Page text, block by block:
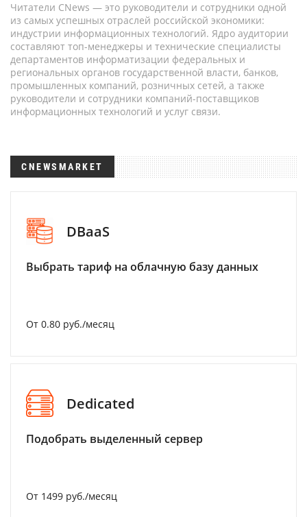
Читатели CNews — это руководители и сотрудники одной
из самых успешных отраслей российской экономики:
индустрии информационных технологий. Ядро аудитории
составляют топ-менеджеры и технические специалисты
департаментов информатизации федеральных и
региональных органов государственной власти, банков,
промышленных компаний, розничных сетей, а также
руководители и сотрудники компаний-поставщиков
информационных технологий и услуг связи.
CNEWSMARKET
DBaaS
Выбрать тариф на облачную базу данных
От 0.80 руб./месяц
Dedicated
Подобрать выделенный сервер
От 1499 руб./месяц